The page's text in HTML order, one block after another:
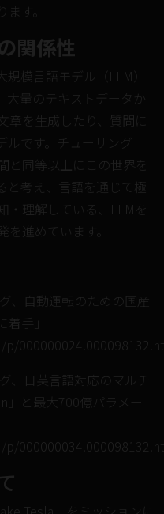
す。
関係性
模言語モデル（LLM）
量のテキストデータか
を生成したり、質問に
です。チューリング
と同等以上にこの世界を
と考え、言語を通じて極
・理解している、LLMを
進めています。
、自動運転のための国産
手」
、日英言語対応のマルチ
」と最大700億パラメー